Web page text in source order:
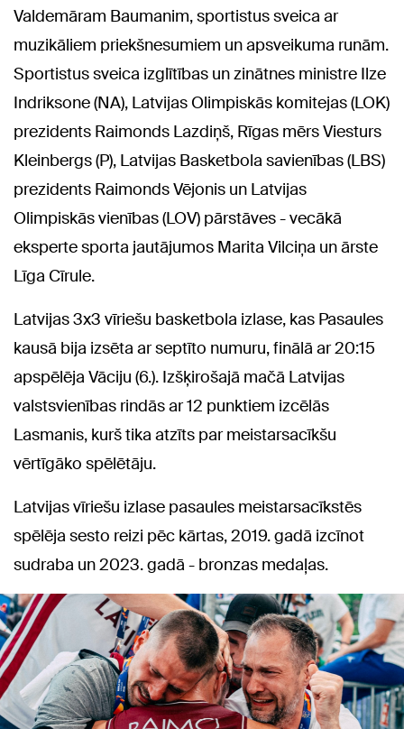
Valdemāram Baumanim, sportistus sveica ar
muzikāliem priekšnesumiem un apsveikuma runām.
Sportistus sveica izglītības un zinātnes ministre Ilze
Indriksone (NA), Latvijas Olimpiskās komitejas (LOK)
prezidents Raimonds Lazdiņš, Rīgas mērs Viesturs
Kleinbergs (P), Latvijas Basketbola savienības (LBS)
prezidents Raimonds Vējonis un Latvijas
Olimpiskās vienības (LOV) pārstāves - vecākā
eksperte sporta jautājumos Marita Vilciņa un ārste
Līga Cīrule.
Latvijas 3x3 vīriešu basketbola izlase, kas Pasaules
kausā bija izsēta ar septīto numuru, finālā ar 20:15
apspēlēja Vāciju (6.). Izšķirošajā mačā Latvijas
valstsvienības rindās ar 12 punktiem izcēlās
Lasmanis, kurš tika atzīts par meistarsacīkšu
vērtīgāko spēlētāju.
Latvijas vīriešu izlase pasaules meistarsacīkstēs
spēlēja sesto reizi pēc kārtas, 2019. gadā izcīnot
sudraba un 2023. gadā - bronzas medaļas.